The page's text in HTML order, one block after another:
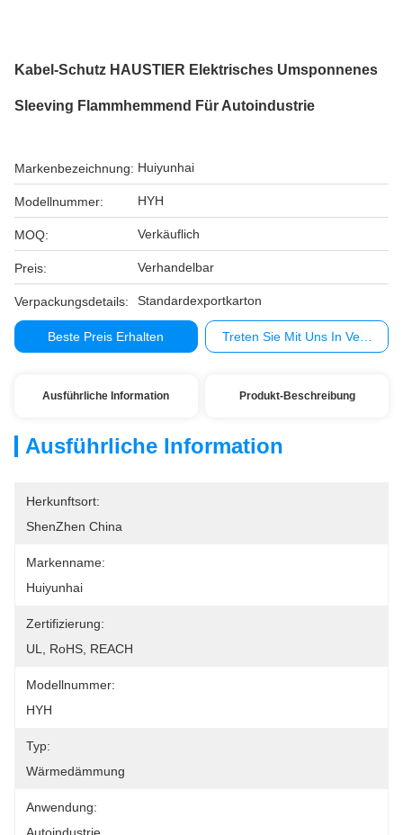
Kabel-Schutz HAUSTIER Elektrisches Umsponnenes
Sleeving Flammhemmend Für Autoindustrie
Markenbezeichnung: Huiyunhai
Modellnummer: HYH
MOQ: Verkäuflich
Preis: Verhandelbar
Verpackungsdetails: Standardexportkarton
Beste Preis Erhalten Treten Sie Mit Uns In
Ausführliche Information Produkt-Beschreibung
Ausführliche Information
Herkunftsort:
ShenZhen China
Markenname:
Huiyunhai
Zertifizierung:
UL, RoHS, REACH
Modellnummer:
HYH
Typ:
Wärmedämmung
Anwendung: